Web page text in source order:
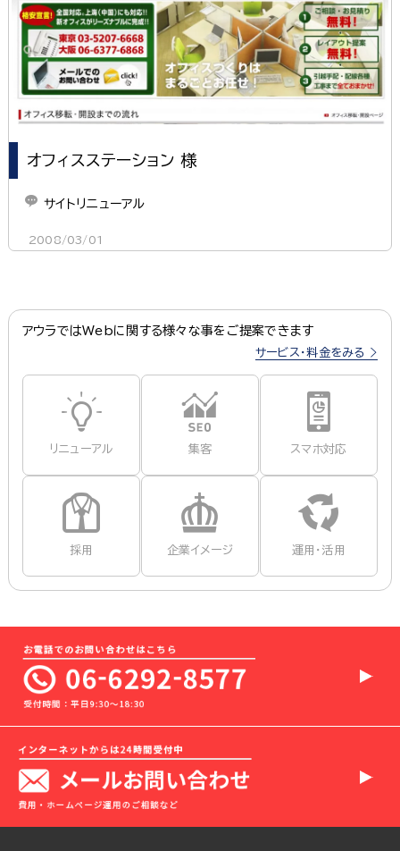
オフィスステーション 様
サイトリニューアル
2008/03/01
アウラではWebに関する様々な事をご提案できます
サービス・料金をみる
リニューアル 集客 スマホ対応
採用 企業イメージ 運用・活用